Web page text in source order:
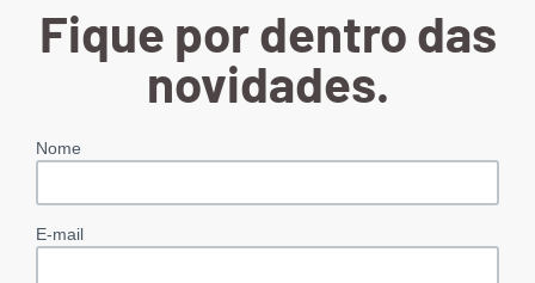
Fique por dentro das
novidades.
Nome
E-mail